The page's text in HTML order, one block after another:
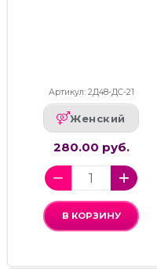
Артикул: 2Д48-ДС-21
Женский
280.00 руб.
В КОРЗИНУ